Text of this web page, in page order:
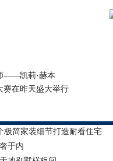
——凯莉·赫本
赛在昨天盛大举行
极简家装细节打造耐看住宅
于内